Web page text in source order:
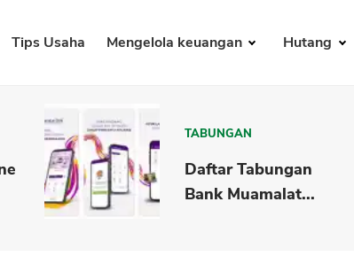
Tips Usaha Mengelola keuangan Hutang
TABUNGAN
Daftar Tabungan
Bank Muamalat...